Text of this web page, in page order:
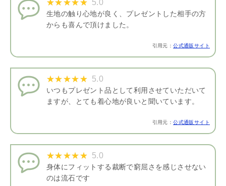
5.0
生地の触り心地が良く、プレゼントした相手の方
からも喜んで頂けました。
引用元：公式通販サイト
5.0
いつもプレゼント品として利用させていただいて
ますが、とても着心地が良いと聞いています。
引用元：公式通販サイト
5.0
身体にフィットする裁断で窮屈さを感じさせない
のは流石です